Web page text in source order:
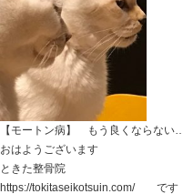
ホーム >Blog記事一覧
【モートン病】 も
2026.02.10 | Category: